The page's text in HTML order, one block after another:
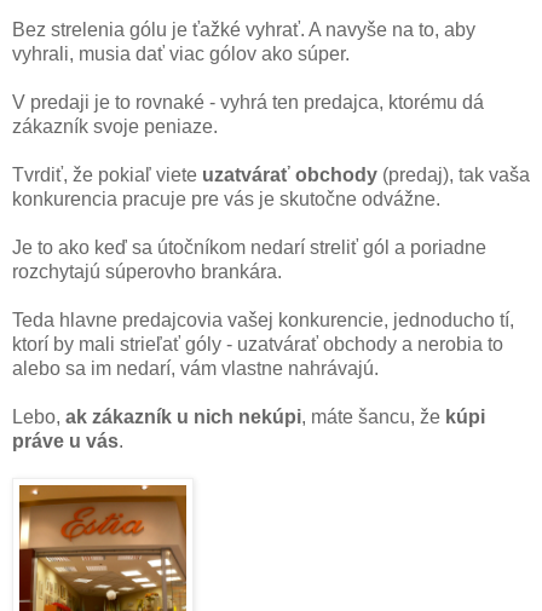
Bez strelenia gólu je ťažké vyhrať. A navyše na to, aby
vyhrali, musia dať viac gólov ako súper.
V predaji je to rovnaké - vyhrá ten predajca, ktorému dá
zákazník svoje peniaze.
Tvrdiť, že pokiaľ viete uzatvárať obchody (predaj), tak vaša
konkurencia pracuje pre vás je skutočne odvážne.
Je to ako keď sa útočníkom nedarí streliť gól a poriadne
rozchytajú súperovho brankára.
Teda hlavne predajcovia vašej konkurencie, jednoducho tí,
ktorí by mali strieľať góly - uzatvárať obchody a nerobia to
alebo sa im nedarí, vám vlastne nahrávajú.
Lebo, ak zákazník u nich nekúpi, máte šancu, že kúpi
práve u vás.